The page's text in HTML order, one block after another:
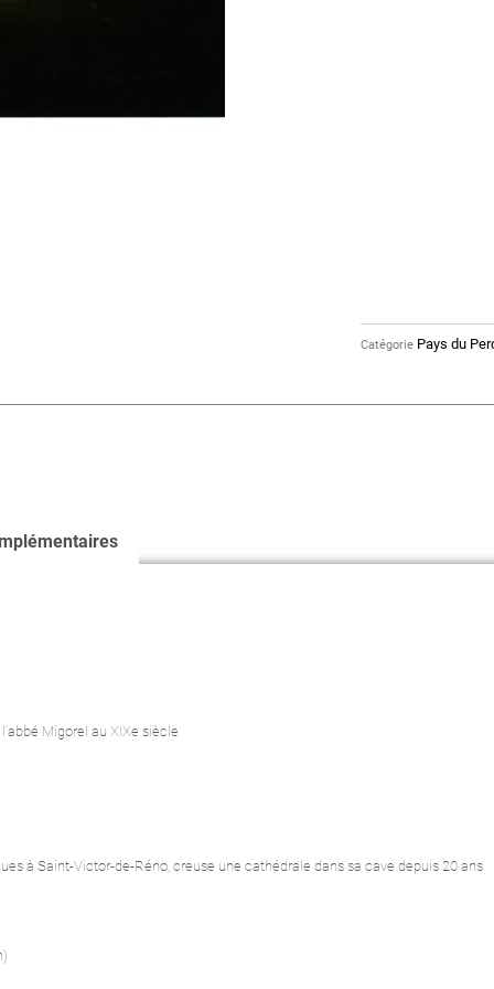
Catégorie Pays du
Migorel au XIXe siècle
à Saint-Victor-de-Réno, creuse une cathédrale dans sa cave depuis 20 ans